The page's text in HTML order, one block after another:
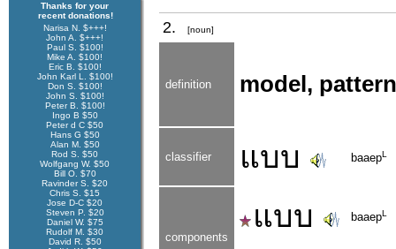
Thanks for your
recent donations!
Narisa N. $+++!
John A. $+++!
Paul S. $100!
Mike A. $100!
Eric B. $100!
John Karl L. $100!
Don S. $100!
John S. $100!
Peter B. $100!
Ingo B $50
Peter d C $50
Hans G $50
Alan M. $50
Rod S. $50
Wolfgang W. $50
Bill O. $70
Ravinder S. $20
Chris S. $15
Jose D-C $20
Steven P. $20
Daniel W. $75
Rudolf M. $30
David R. $50
2. [noun]
definition model,
classifier แบบ baaepL
components
แบบ baaepL